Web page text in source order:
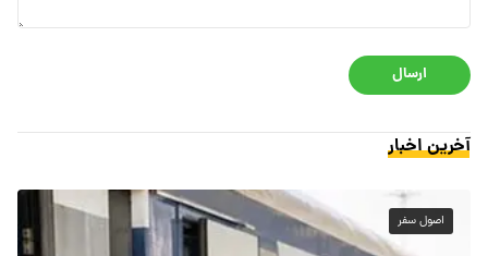
ارسال
آخرین اخبار
اصول سفر